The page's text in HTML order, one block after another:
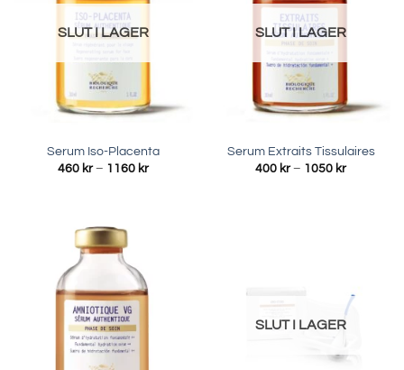
SLUT I LAGER
Serum Iso-Placenta
460 kr – 1160 krPrisintervall:
SLUT I LAGER
Serum Extraits Tissulaires
400 kr – 1050 kr
SLUT I LAGER